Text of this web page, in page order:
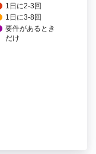
1日に2-3回
1日に3-8回
要件があるとき
だけ